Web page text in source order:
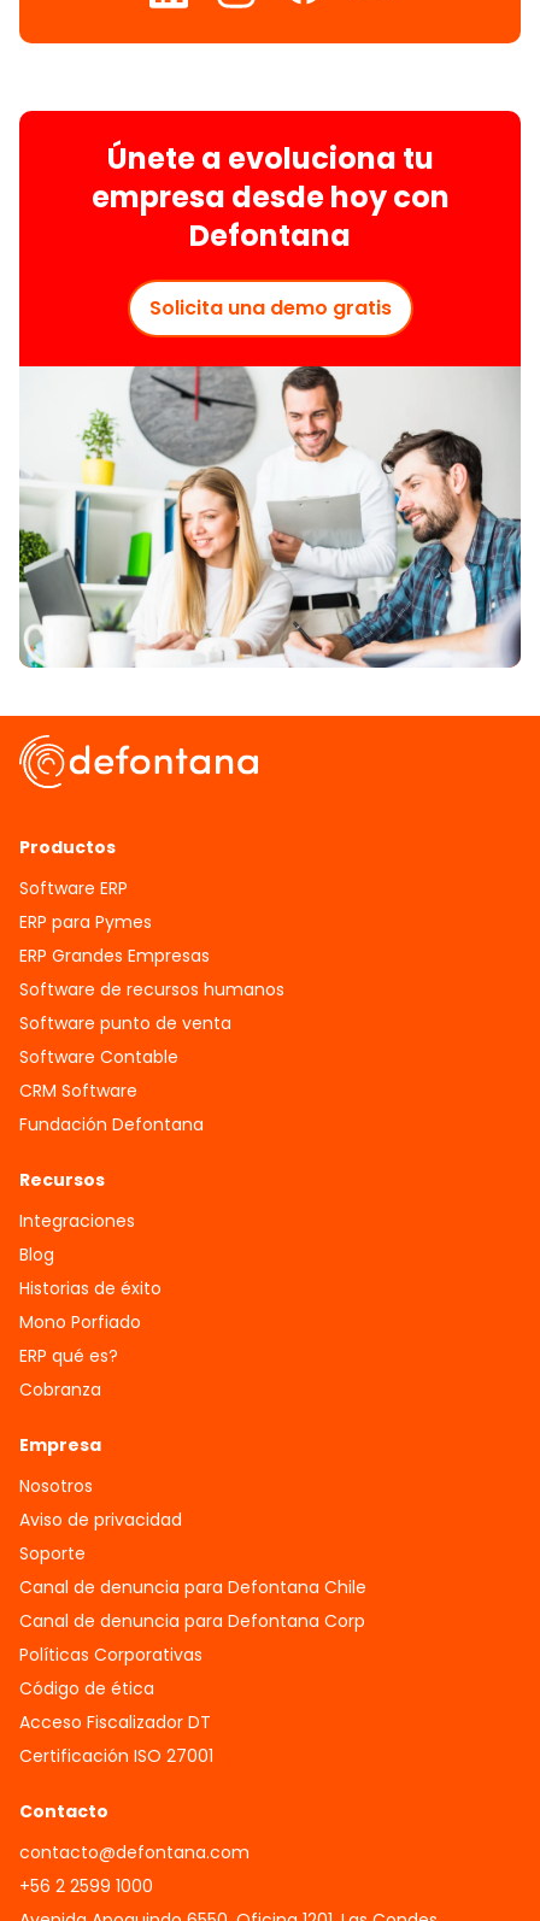
Únete a evoluciona tu
empresa desde hoy con
Defontana
Solicita una demo gratis
Productos
Software ERP
ERP para Pymes
ERP Grandes Empresas
Software de recursos humanos
Software punto de venta
Software Contable
CRM Software
Fundación Defontana
Recursos
Integraciones
Blog
Historias de éxito
Mono Porfiado
ERP qué es?
Cobranza
Empresa
Nosotros
Aviso de privacidad
Soporte
Canal de denuncia para Defontana Chile
Canal de denuncia para Defontana Corp
Políticas Corporativas
Código de ética
Acceso Fiscalizador DT
Certificación ISO 27001
Contacto
contacto@defontana.com
+56 2 2599 1000